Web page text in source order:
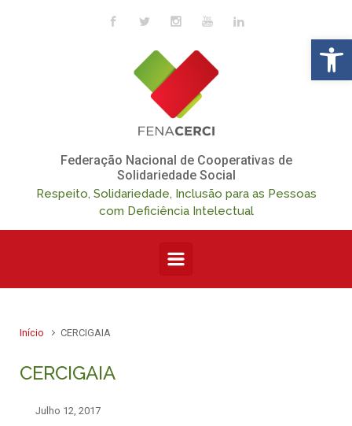
Skip to main content
Federação Nacional de Cooperativas de
Solidariedade Social
Respeito, Solidariedade, Inclusão para as Pessoas
com Deficiência Intelectual
Início CERCIGAIA
CERCIGAIA
Julho 12, 2017